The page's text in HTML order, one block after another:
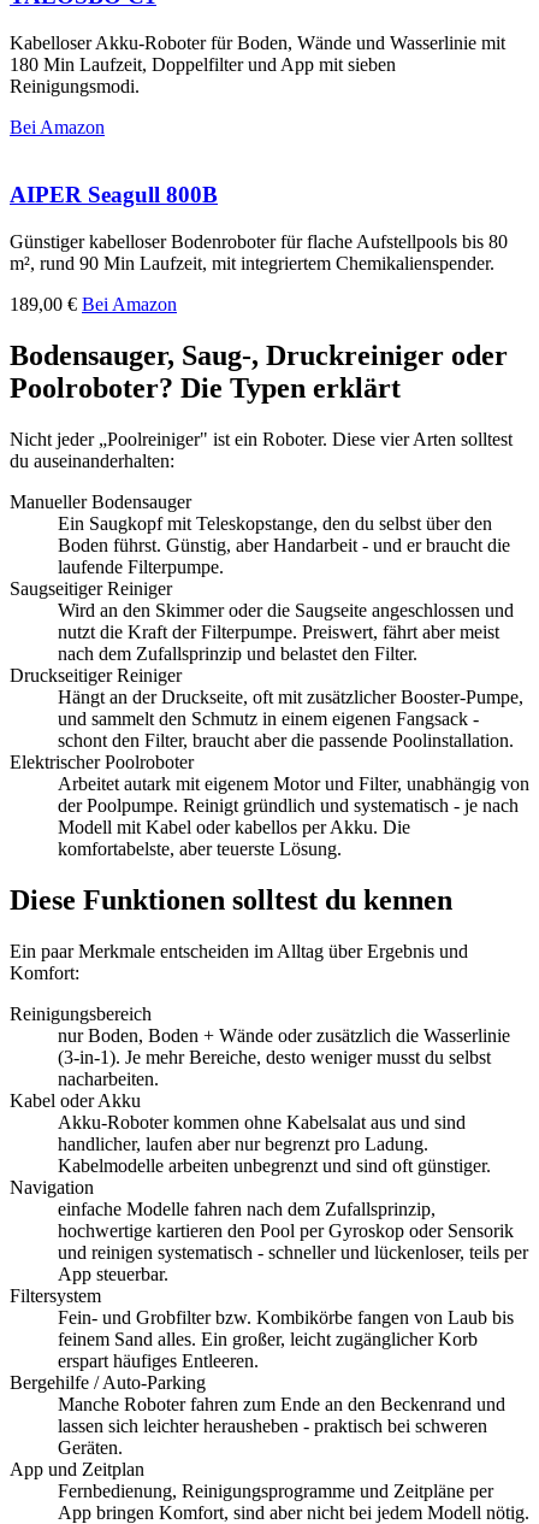
Kabelloser Akku-Roboter für Boden, Wände und Wasserlinie mit
180 Min Laufzeit, Doppelfilter und App mit sieben
Reinigungsmodi.
Bei Amazon
AIPER Seagull 800B
Günstiger kabelloser Bodenroboter für flache Aufstellpools bis 80
m², rund 90 Min Laufzeit, mit integriertem Chemikalienspender.
189,00 € Bei Amazon
Bodensauger, Saug-, Druckreiniger oder
Poolroboter? Die Typen erklärt
Nicht jeder „Poolreiniger" ist ein Roboter. Diese vier Arten solltest
du auseinanderhalten:
Manueller Bodensauger
Ein Saugkopf mit Teleskopstange, den du selbst über den
Boden führst. Günstig, aber Handarbeit - und er braucht die
laufende Filterpumpe.
Saugseitiger Reiniger
Wird an den Skimmer oder die Saugseite angeschlossen und
nutzt die Kraft der Filterpumpe. Preiswert, fährt aber meist
nach dem Zufallsprinzip und belastet den Filter.
Druckseitiger Reiniger
Hängt an der Druckseite, oft mit zusätzlicher Booster-Pumpe,
und sammelt den Schmutz in einem eigenen Fangsack -
schont den Filter, braucht aber die passende Poolinstallation.
Elektrischer Poolroboter
Arbeitet autark mit eigenem Motor und Filter, unabhängig von
der Poolpumpe. Reinigt gründlich und systematisch - je nach
Modell mit Kabel oder kabellos per Akku. Die
komfortabelste, aber teuerste Lösung.
Diese Funktionen solltest du kennen
Ein paar Merkmale entscheiden im Alltag über Ergebnis und
Komfort:
Reinigungsbereich
nur Boden, Boden + Wände oder zusätzlich die Wasserlinie
(3-in-1). Je mehr Bereiche, desto weniger musst du selbst
nacharbeiten.
Kabel oder Akku
Akku-Roboter kommen ohne Kabelsalat aus und sind
handlicher, laufen aber nur begrenzt pro Ladung.
Kabelmodelle arbeiten unbegrenzt und sind oft günstiger.
Navigation
einfache Modelle fahren nach dem Zufallsprinzip,
hochwertige kartieren den Pool per Gyroskop oder Sensorik
und reinigen systematisch - schneller und lückenloser, teils per
App steuerbar.
Filtersystem
Fein- und Grobfilter bzw. Kombikörbe fangen von Laub bis
feinem Sand alles. Ein großer, leicht zugänglicher Korb
erspart häufiges Entleeren.
Bergehilfe / Auto-Parking
Manche Roboter fahren zum Ende an den Beckenrand und
lassen sich leichter herausheben - praktisch bei schweren
Geräten.
App und Zeitplan
Fernbedienung, Reinigungsprogramme und Zeitpläne per
App bringen Komfort, sind aber nicht bei jedem Modell nötig.